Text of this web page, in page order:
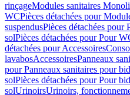
rinçageModules sanitaires
WCPièces détachées pour
suspendusPièces détachées pour
solPièces détachées pour Pour
détachées pour Accessoires
lavabosAccessoiresPanneaux
pour Panneaux sanitaires pour
solPièces détachées pour Pour
solUrinoirsUrinoirs,